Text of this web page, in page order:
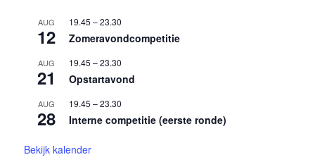
AUG
12
19.45 –23.30
Zomeravondcompetitie
AUG
21
19.45 –23.30
Opstartavond
AUG
28
19.45 –23.30
Interne competitie (eerste ronde)
Bekijk kalender